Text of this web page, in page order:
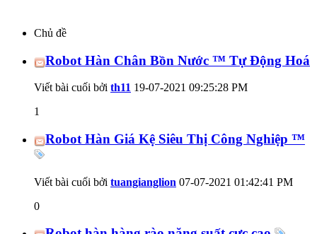
Chủ đề
Robot Hàn Chân Bồn Nước ™ Tự Động Hoá
Viết bài cuối bởi th11 19-07-2021 09:25:28 PM
1
Robot Hàn Giá Kệ Siêu Thị Công Nghiệp ™
Viết bài cuối bởi tuangianglion 07-07-2021 01:42:41 PM
0